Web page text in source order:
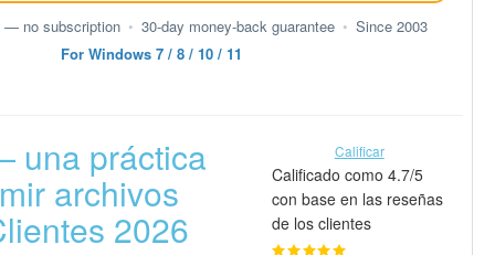
— no subscription • 30-day money-back guarantee • Since 2003
For Windows 7 / 8 / 10 / 11
una práctica
archivos
2026
Calificar
Calificado como 4.7/5
con base en las reseñas
de los clientes